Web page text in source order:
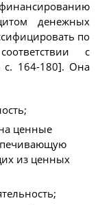
денежных
по
с
с. 164-180]. Она
ценные
из ценных